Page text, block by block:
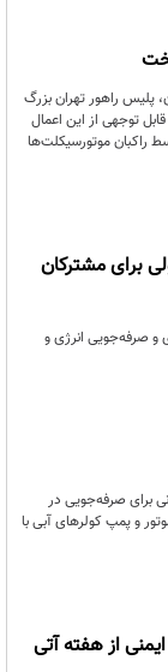
پلیس راهور تهران بزرگ
قابل توجهی از این اعمال
توسط راکبان موتورسیکلت‌ها
برای مشترکان
و صرفه‌جویی انرژی و
برای صرفه‌جویی در
و پمپ کولرهای آبی با
از هفته آتی